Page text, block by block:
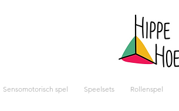
Sensomotorisch spel Speelsets Rollenspel